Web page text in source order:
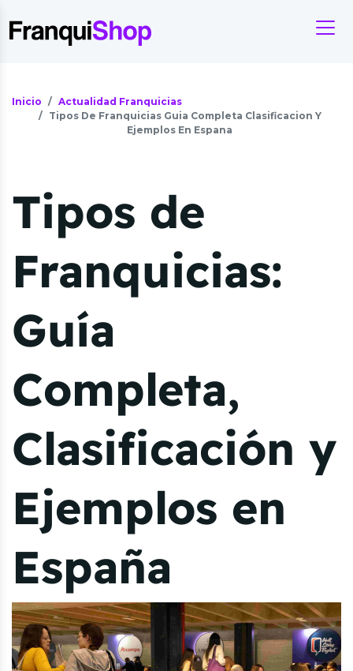
Inicio
Actualidad Franquicias
Tipos De Franquicias Guia Completa Clasificacion Y
Ejemplos En Espana
Tipos de
Franquicias:
Guía
Completa,
Clasificación y
Ejemplos en
España